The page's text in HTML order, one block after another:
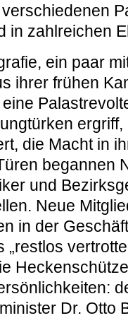
in zahlreichen
ein paar
ihrer frühen
die Macht in
begannen
und
Neue
in der
Dr. Otto